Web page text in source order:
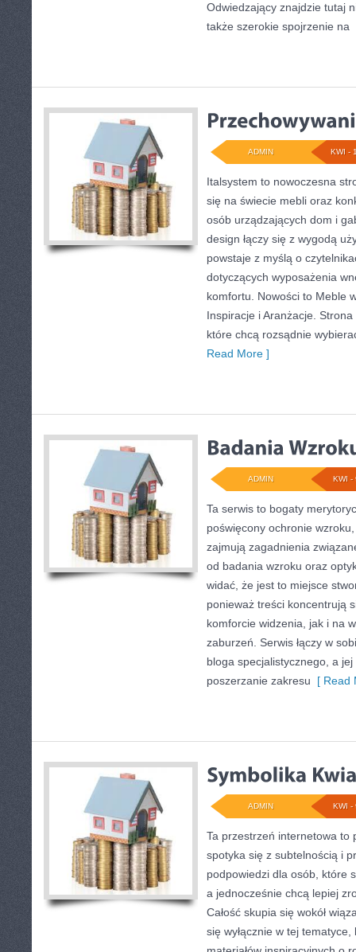
Odwiedzający znajdzie tutaj
także szerokie spojrzenie na
KWI -
ADMIN
Italsystem to nowoczesna
się na świecie mebli oraz
osób urządzających dom i
design łączy się z wygodą
powstaje z myślą o
dotyczących wyposażenia
komfortu. Nowości to Meble
Inspiracje i Aranżacje.
które chcą rozsądnie
Read More ]
KWI -
ADMIN
Ta serwis to bogaty
poświęcony ochronie
zajmują zagadnienia
od badania wzroku oraz
widać, że jest to miejsce
ponieważ treści koncentrują
komforcie widzenia, jak i na
zaburzeń. Serwis łączy w
bloga specjalistycznego, a jej
poszerzanie zakresu [ Read
KWI -
ADMIN
Ta przestrzeń internetowa to
spotyka się z subtelnością i
podpowiedzi dla osób, które
a jednocześnie chcą lepiej
Całość skupia się wokół
się wyłącznie w tej